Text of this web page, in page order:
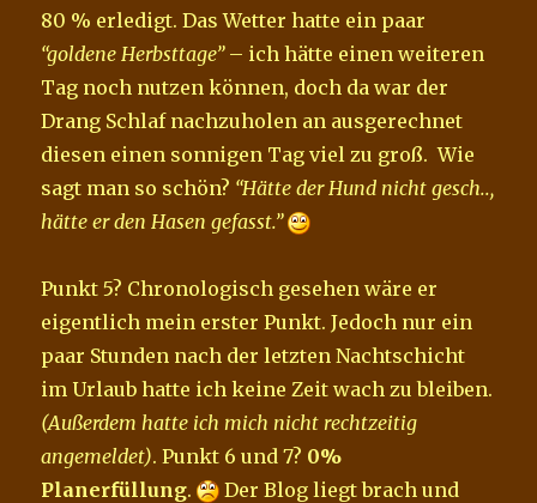
80 % erledigt. Das Wetter hatte ein paar
“goldene Herbsttage”– ich hätte einen weiteren
Tag noch nutzen können, doch da war der
Drang Schlaf nachzuholen an ausgerechnet
diesen einen sonnigen Tag viel zu groß. Wie
sagt man so schön? “Hätte der Hund nicht gesch..,
hätte er den Hasen gefasst.”
Punkt 5? Chronologisch gesehen wäre er
eigentlich mein erster Punkt. Jedoch nur ein
paar Stunden nach der letzten Nachtschicht
im Urlaub hatte ich keine Zeit wach zu bleiben.
(Außerdem hatte ich mich nicht rechtzeitig
angemeldet). Punkt 6 und 7? 0%
Planerfüllung.
Der Blog liegt brach und